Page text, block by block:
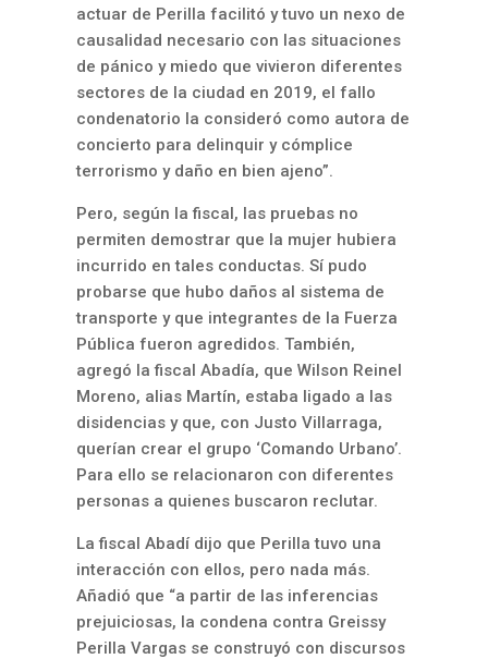
actuar de Perilla facilitó y tuvo un nexo de
causalidad necesario con las situaciones
de pánico y miedo que vivieron diferentes
sectores de la ciudad en 2019, el fallo
condenatorio la consideró como autora de
concierto para delinquir y cómplice
terrorismo y daño en bien ajeno”.
Pero, según la fiscal, las pruebas no
permiten demostrar que la mujer hubiera
incurrido en tales conductas. Sí pudo
probarse que hubo daños al sistema de
transporte y que integrantes de la Fuerza
Pública fueron agredidos. También,
agregó la fiscal Abadía, que Wilson Reinel
Moreno, alias Martín, estaba ligado a las
disidencias y que, con Justo Villarraga,
querían crear el grupo ‘Comando Urbano’.
Para ello se relacionaron con diferentes
personas a quienes buscaron reclutar.
La fiscal Abadí dijo que Perilla tuvo una
interacción con ellos, pero nada más.
Añadió que “a partir de las inferencias
prejuiciosas, la condena contra Greissy
Perilla Vargas se construyó con discursos